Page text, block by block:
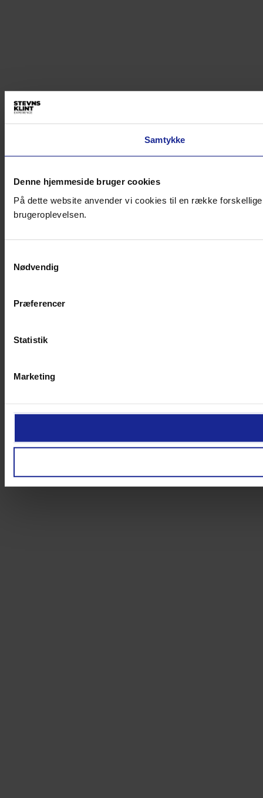
Samtykke
Denne hjemmeside bruger cookies
På dette website anvender vi cookies til en række
brugeroplevelsen.
Nødvendig
Præferencer
Statistik
Marketing